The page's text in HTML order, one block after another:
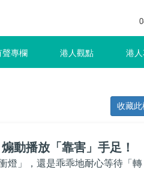
聲專欄 港人觀點 港
收藏此
動播放「靠害」手足！
燈」，還是乖乖地耐心等待「轉